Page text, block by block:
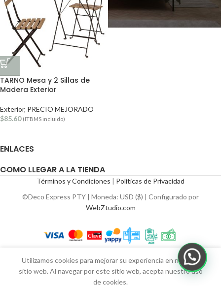
TARNO Mesa y 2 Sillas de
Madera Exterior
Exterior, PRECIO MEJORADO
$85.60 (ITBMS incluido)
ENLACES
COMO LLEGAR A LA TIENDA
Términos y Condiciones | Políticas de Privacidad
©Deco Express PTY | Moneda: USD ($) | Configurado por
WebZtudio.com
Utilizamos cookies para mejorar su experiencia en nuestro
sitio web. Al navegar por este sitio web, acepta nuestro uso
de cookies.